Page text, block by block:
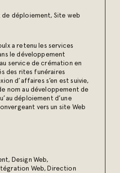
déploiement, Site web
a retenu les services
le développement
service de crémation en
des rites funéraires
d’affaires s’en est suivie,
nom au développement de
déploiement d’une
vers un site Web
, Design Web,
Web, Direction